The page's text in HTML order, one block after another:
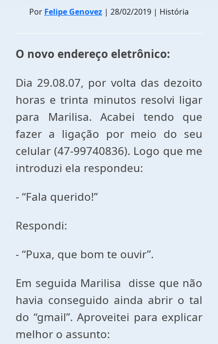
Por Felipe Genovez | 28/02/2019 | História
O novo endereço eletrônico:
Dia 29.08.07, por volta das dezoito
horas e trinta minutos resolvi ligar
para Marilisa. Acabei tendo que
fazer a ligação por meio do seu
celular (47-99740836). Logo que me
introduzi ela respondeu:
- “Fala querido!”
Respondi:
- “Puxa, que bom te ouvir”.
Em seguida Marilisa disse que não
havia conseguido ainda abrir o tal
do “gmail”. Aproveitei para explicar
melhor o assunto: